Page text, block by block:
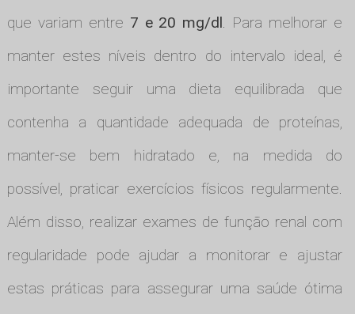
que variam entre 7 e 20 mg/dl. Para melhorar e
manter estes níveis dentro do intervalo ideal, é
importante seguir uma dieta equilibrada que
contenha a quantidade adequada de proteínas,
manter-se bem hidratado e, na medida do
possível, praticar exercícios físicos regularmente.
Além disso, realizar exames de função renal com
regularidade pode ajudar a monitorar e ajustar
estas práticas para assegurar uma saúde ótima